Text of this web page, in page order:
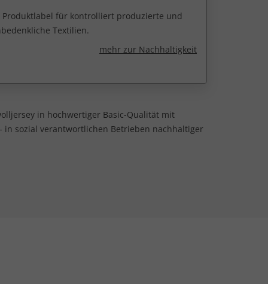
Produktlabel für kontrolliert produzierte und
Textilien.
mehr zur Nachhaltigkeit
in hochwertiger Basic-Qualität mit
in sozial verantwortlichen Betrieben nachhaltiger